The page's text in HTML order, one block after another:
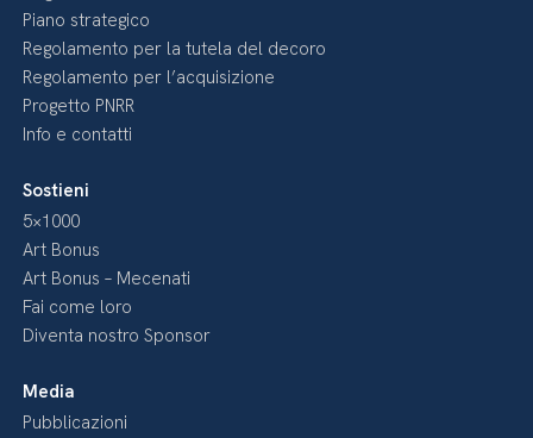
Piano strategico
Regolamento per la tutela del decoro
Regolamento per l’acquisizione
Progetto PNRR
Info e contatti
Sostieni
5×1000
Art Bonus
Art Bonus – Mecenati
Fai come loro
Diventa nostro Sponsor
Media
Pubblicazioni